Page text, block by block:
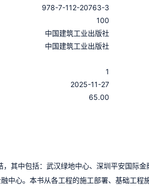
978-7-112-20763-3
100
中国建筑工业出版社
中国建筑工业出版社
1
2025-11-27
65.00
其中包括：武汉绿地中心、深圳平安国际金
中心。本书从各工程的施工部署、基础工程